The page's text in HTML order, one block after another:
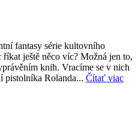
fantasy série kultovního
ještě něco víc? Možná jen to,
knih. Vracíme se v nich
pistolníka Rolanda... Čítať viac